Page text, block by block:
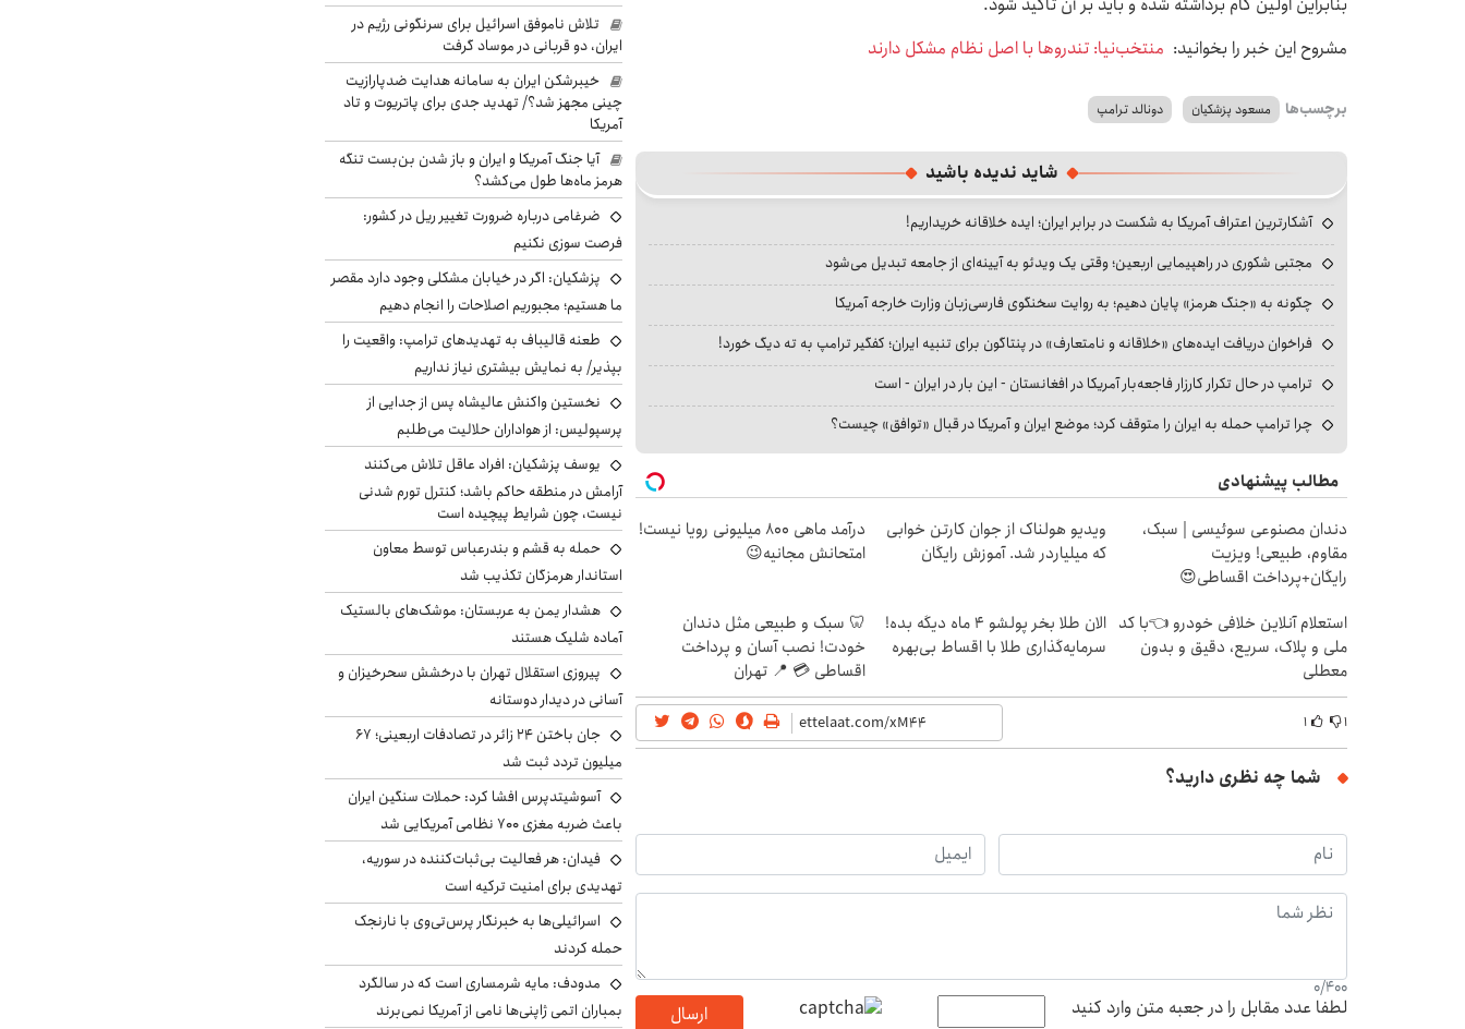
مشروح این خبر را بخوانید: منتخب‌نیا: تندروها با اصل نظام مشکل دارند
برچسب‌ها مسعود پزشکیان دونالد ترامپ
شاید ندیده باشید
آشکارترین اعتراف آمریکا به شکست در برابر ایران؛ ایده خلاقانه خریداریم!
مجتبی شکوری در راهپیمایی اربعین؛ وقتی یک ویدئو به آیینه‌ای از جامعه تبدیل می‌شود
چگونه به «جنگ هرمز» پایان دهیم؛ به روایت سخنگوی فارسی‌زبان وزارت خارجه آمریکا
فراخوان دریافت ایده‌های «خلاقانه و نامتعارف» در پنتاگون برای تنبیه ایران؛ کفگیر ترامپ به ته دیگ خورد!
ترامپ در حال تکرار کارزار فاجعه‌بار آمریکا در افغانستان - این بار در ایران - است
چرا ترامپ حمله به ایران را متوقف کرد؛ موضع ایران و آمریکا در قبال «توافق» چیست؟
مطالب پیشنهادی
دندان مصنوعی سوئیسی | سبک،
مقاوم، طبیعی! ویزیت
رایگان+پرداخت اقساطی😍
ویدیو هولناک از جوان کارتن خوابی
که میلیاردر شد. آموزش رایگان
درآمد ماهی 800 میلیونی رویا نیست!
امتحانش مجانیه😉
استعلام آنلاین خلافی خودرو 👈با کد
ملی و پلاک، سریع، دقیق و بدون
معطلی
الان طلا بخر پولشو 4 ماه دیگه بده!
سرمایه‌گذاری طلا با اقساط بی‌بهره
🦷 سبک و طبیعی مثل دندان
خودت! نصب آسان و پرداخت
اقساطی 💳 📍 تهران
۱ ۱
شما چه نظری دارید؟
0/400
لطفا عدد مقابل را در جعبه متن وارد کنید ارسال
تلاش ناموفق اسرائیل برای سرنگونی رژیم در
ایران، دو قربانی در موساد گرفت
خیبرشکن ایران به سامانه هدایت ضدپارازیت
چینی مجهز شد؟/ تهدید جدی برای پاتریوت و تاد
آمریکا
آیا جنگ آمریکا و ایران و باز شدن بن‌بست تنگه
هرمز ماه‌ها طول می‌کشد؟
ضرغامی درباره ضرورت تغییر ریل در کشور:
فرصت سوزی نکنیم
پزشکیان: اگر در خیابان مشکلی وجود دارد مقصر
ما هستیم؛ مجبوریم اصلاحات را انجام دهیم
طعنه قالیباف به تهدیدهای ترامپ: واقعیت را
بپذیر/ به نمایش بیشتری نیاز نداریم
نخستین واکنش عالیشاه پس از جدایی از
پرسپولیس: از هواداران حلالیت می‌طلبم
یوسف پزشکیان: افراد عاقل تلاش می‌کنند
آرامش در منطقه حاکم باشد؛ کنترل تورم شدنی
نیست، چون شرایط پیچیده است
حمله به قشم و بندرعباس توسط معاون
استاندار هرمزگان تکذیب شد
هشدار یمن به عربستان: موشک‌های بالستیک
آماده شلیک هستند
پیروزی استقلال تهران با درخشش سحرخیزان و
آسانی در دیدار دوستانه
جان باختن ۲۴ زائر در تصادفات اربعینی؛ ۶۷
میلیون تردد ثبت شد
آسوشیتدپرس افشا کرد: حملات سنگین ایران
باعث ضربه مغزی ۷۰۰ نظامی آمریکایی شد
فیدان: هر فعالیت بی‌ثبات‌کننده در سوریه،
تهدیدی برای امنیت ترکیه است
اسرائیلی‌ها به خبرنگار پرس‌تی‌وی با نارنجک
حمله کردند
مدودف: مایه شرمساری است که در سالگرد
بمباران اتمی ژاپنی‌ها نامی از آمریکا نمی‌برند